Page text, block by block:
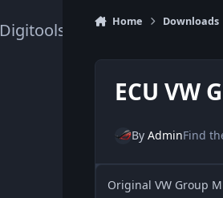
Digitools24.comHome Downloads
ECU VW
By AdminFind
Original VW Group